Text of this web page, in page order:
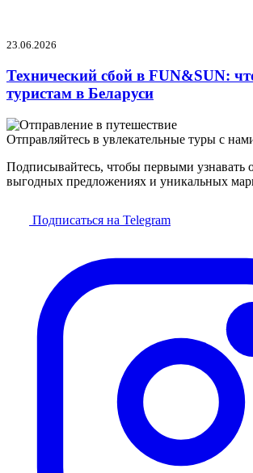
23.06.2026
Технический сбой в FUN&SUN:
туристам в Беларуси
Отправляйтесь в увлекательные туры с
Подписывайтесь, чтобы первыми узнавать
выгодных предложениях и уникальных
Подписаться на Telegram